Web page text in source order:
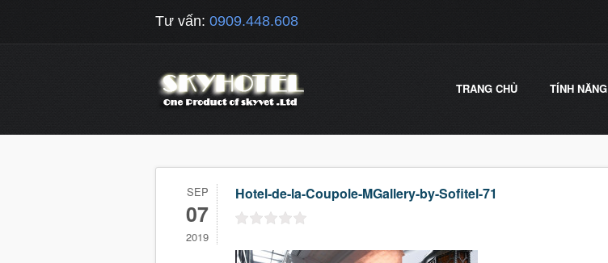
Tư vấn: 0909.448.608
TRANG CHỦ TÍNH NĂNG
SEP
07
2019
Hotel-de-la-Coupole-MGallery-by-Sofitel-71